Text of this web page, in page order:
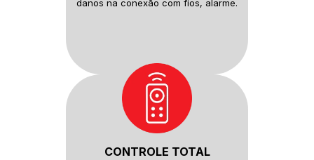
danos na conexão com fios, alarme.
CONTROLE TOTAL